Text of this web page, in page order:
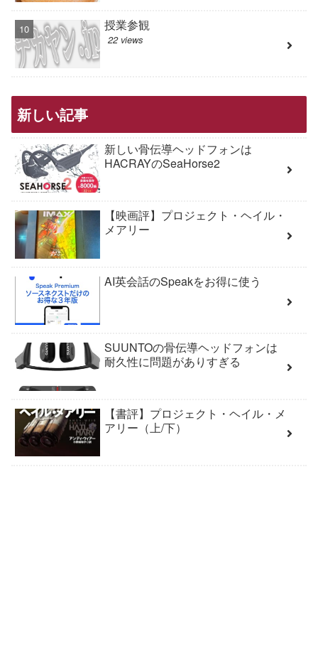
授業参観
22 views
新しい記事
新しい骨伝導ヘッドフォンは
HACRAYのSeaHorse2
【映画評】プロジェクト・ヘイル・
メアリー
AI英会話のSpeakをお得に使う
SUUNTOの骨伝導ヘッドフォンは
耐久性に問題がありすぎる
【書評】プロジェクト・ヘイル・メ
アリー（上/下）